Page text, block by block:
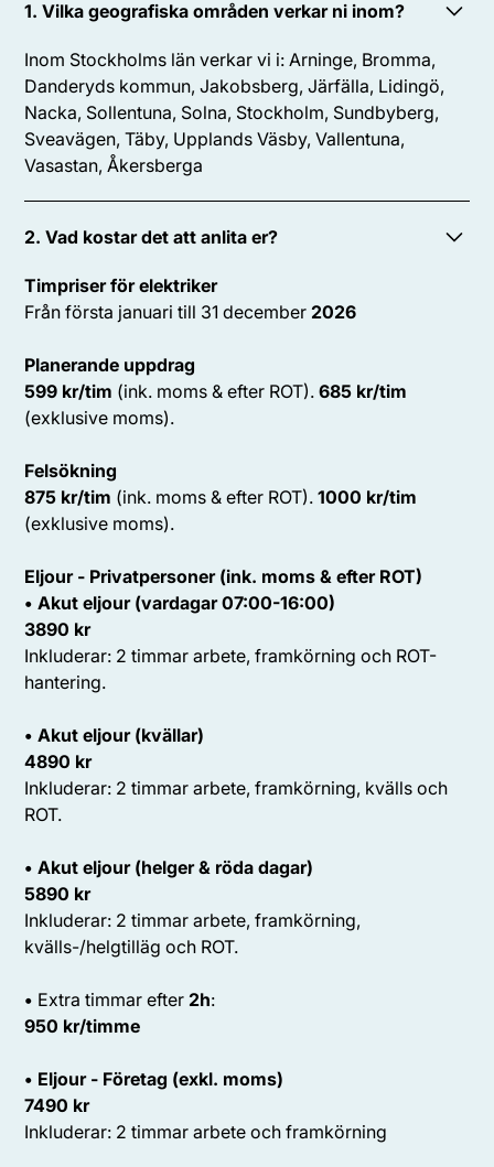
1. Vilka geografiska områden verkar ni inom?
Inom Stockholms län verkar vi i: Arninge, Bromma,
Danderyds kommun, Jakobsberg, Järfälla, Lidingö,
Nacka, Sollentuna, Solna, Stockholm, Sundbyberg,
Sveavägen, Täby, Upplands Väsby, Vallentuna,
Vasastan, Åkersberga
2. Vad kostar det att anlita er?
Timpriser för elektriker
Från första januari till 31 december 2026
Planerande uppdrag
599 kr/tim (ink. moms & efter ROT).685 kr/tim
(exklusive moms).
Felsökning
875 kr/tim (ink. moms & efter ROT).1000 kr/tim
(exklusive moms).
Eljour - Privatpersoner (ink. moms & efter ROT)
• Akut eljour (vardagar 07:00-16:00)
3890 kr
Inkluderar: 2 timmar arbete, framkörning och ROT-
hantering.
• Akut eljour (kvällar)
4890 kr
Inkluderar: 2 timmar arbete, framkörning, kvälls och
ROT.
• Akut eljour (helger & röda dagar)
5890 kr
Inkluderar: 2 timmar arbete, framkörning,
kvälls-/helgtilläg och ROT.
• Extra timmar efter2h:
950 kr/timme
• Eljour - Företag (exkl. moms)
7490 kr
Inkluderar: 2 timmar arbete och framkörning